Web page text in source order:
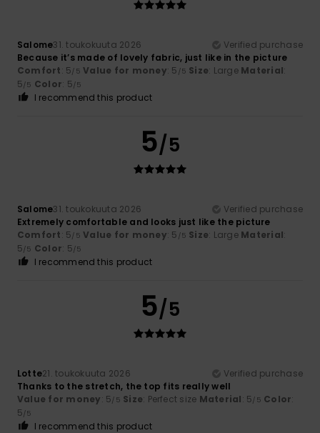
Salome31. toukokuuta 2026
Verified purchase
Because it’s made of lovely fabric, just like in the picture
Comfort: 5/5 Value for money: 5 /5 Size: Large Material:
5/5 Color: 5/5
I recommend this product
5/5
Salome31. toukokuuta 2026
Verified purchase
Extremely comfortable and looks just like the picture
Comfort: 5/5 Value for money: 5 /5 Size: Large Material:
5/5 Color: 5/5
I recommend this product
5/5
Lotte21. toukokuuta 2026
Verified purchase
Thanks to the stretch, the top fits really well
Value for money: 5/5 Size: Perfect size Material: 5/5 Color:
5/5
I recommend this product